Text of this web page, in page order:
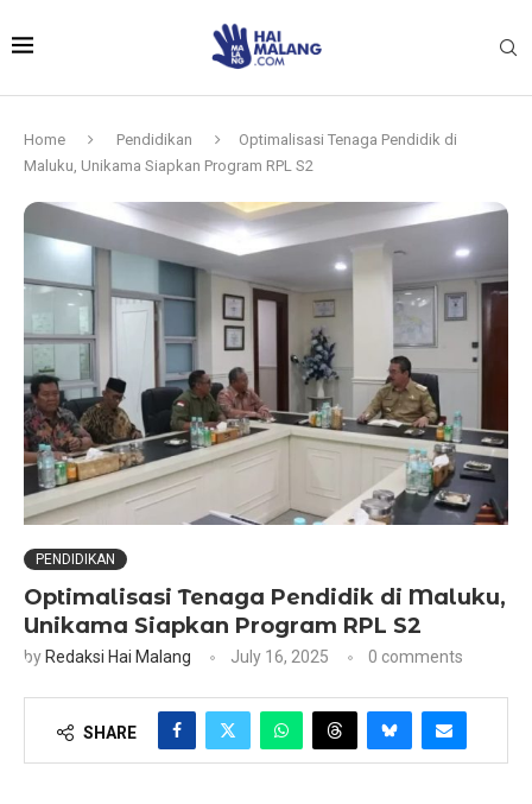
Home Pendidikan
Optimalisasi Tenaga Pendidik di
Maluku, Unikama Siapkan Program RPL S2
PENDIDIKAN
Optimalisasi Tenaga Pendidik di Maluku,
Unikama Siapkan Program RPL S2
by Redaksi Hai Malang July 16, 2025 0 comments
SHARE